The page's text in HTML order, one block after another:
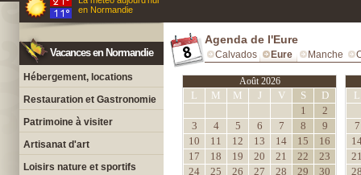
en Normandie
Vacances en Normandie
Hébergement, locations
Restauration et Gastronomie
Patrimoine à visiter
Artisanat d'art
Loisirs nature et sportifs
Agenda de l'Eure
Calvados Eure Manche
Août 2026
L M M J V S
D
1
2
3
4 5 6 7 8
9
10
11 12 13 14 15
16
17
18 19 20 21 22
23
24
25 26 27 28 29
30
L
7